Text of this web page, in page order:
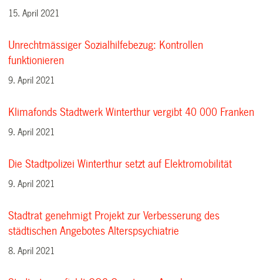
15. April 2021
Unrechtmässiger Sozialhilfebezug: Kontrollen
funktionieren
9. April 2021
Klimafonds Stadtwerk Winterthur vergibt 40 000 Franken
9. April 2021
Die Stadtpolizei Winterthur setzt auf Elektromobilität
9. April 2021
Stadtrat genehmigt Projekt zur Verbesserung des
städtischen Angebotes Alterspsychiatrie
8. April 2021